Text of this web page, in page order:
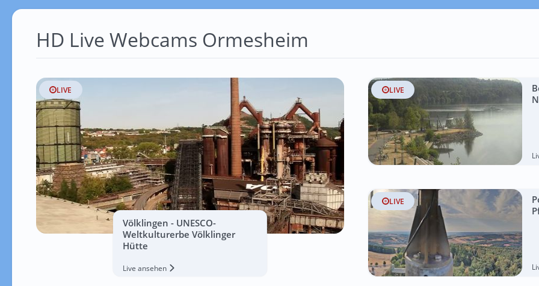
HD Live Webcams Ormesheim
LIVE
Völklingen - UNESCO-
Weltkulturerbe Völklinger
Hütte
Live ansehen
LIVE
LIVE